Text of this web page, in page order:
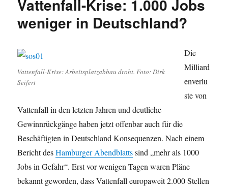
Vattenfall-Krise: 1.000 Jobs
weniger in Deutschland?
Vattenfall-Krise: Arbeitsplatzabbau droht. Foto: Dirk
Seifert
Die
Milliard
enverlu
ste von
Vattenfall in den letzten Jahren und deutliche
Gewinnrückgänge haben jetzt offenbar auch für die
Beschäftigten in Deutschland Konsequenzen. Nach einem
Bericht desHamburger Abendblattssind „mehr als 1000
Jobs in Gefahr“. Erst vor wenigen Tagen waren Pläne
bekannt geworden, dass Vattenfall europaweit 2.000 Stellen